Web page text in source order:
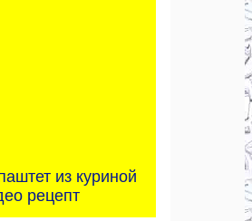
из куриной
рецепт